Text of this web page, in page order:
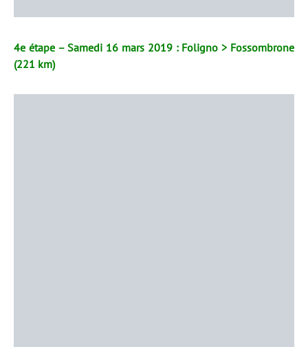
4e étape – Samedi 16 mars 2019 : Foligno > Fossombrone
(221 km)